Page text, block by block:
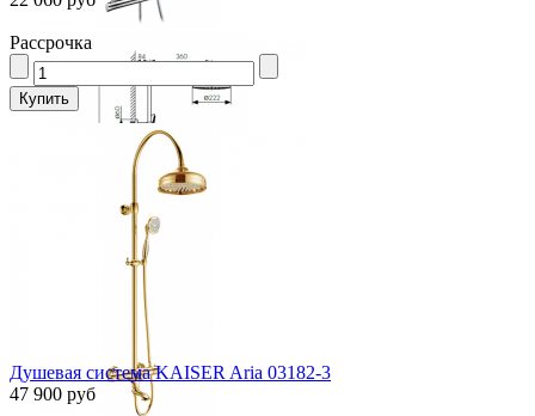
Рассрочка
Душевая система KAISER Aria 03182-3
47 900 руб